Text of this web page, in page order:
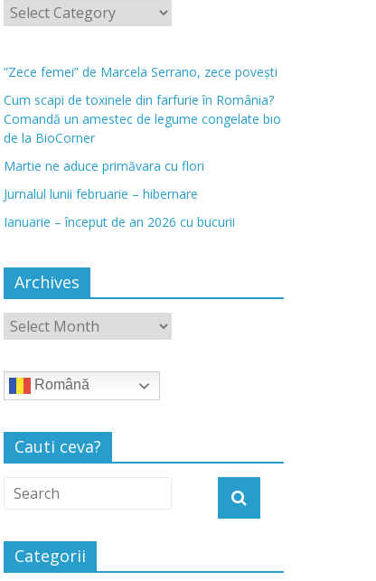
”Zece femei” de Marcela Serrano, zece povești
Cum scapi de toxinele din farfurie în România?
Comandă un amestec de legume congelate bio
de la BioCorner
Martie ne aduce primăvara cu flori
Jurnalul lunii februarie – hibernare
Ianuarie – început de an 2026 cu bucurii
Archives
Română
Cauti ceva?
Categorii